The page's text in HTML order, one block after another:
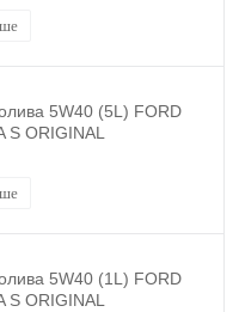
5W40 (5L) FORD
S ORIGINAL
5W40 (1L) FORD
S ORIGINAL